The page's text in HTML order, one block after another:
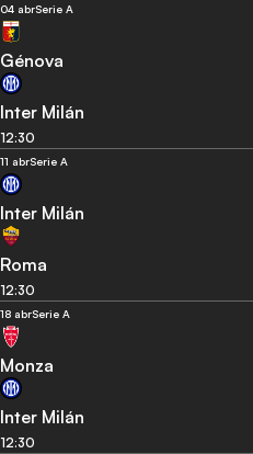
04 abrSerie A
Génova
Inter Milán
12:30
11 abrSerie A
Inter Milán
Roma
12:30
18 abrSerie A
Monza
Inter Milán
12:30